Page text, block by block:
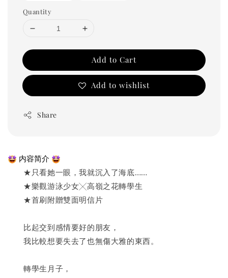
Quantity
Add to Cart
Add to wishlist
Share
内容简介
★只看她一眼，我就沉入了海底……
★樂觀游泳少女╳高嶺之花轉學生
★首刷附贈雙面明信片
比起交到感情要好的朋友，
我比較想要失去了也無傷大雅的東西。
轉學生月子，